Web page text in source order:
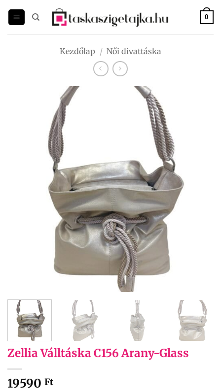
0
Kezdőlap / Női divattáska
Zellia Válltáska C156 Arany-Glass
19590 Ft